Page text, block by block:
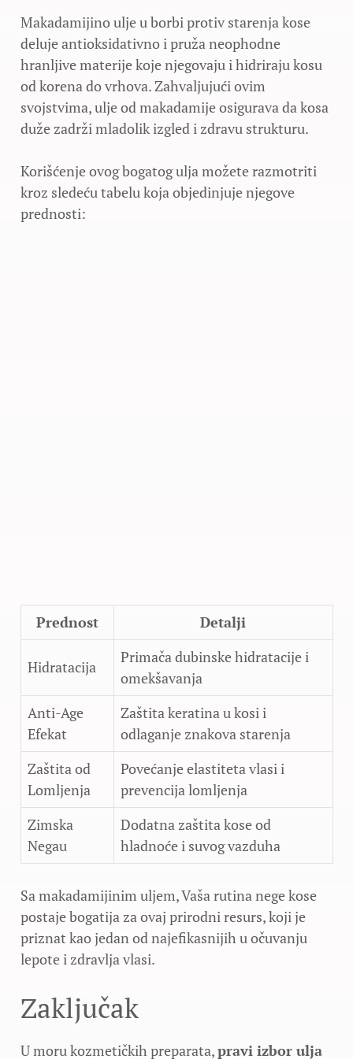
Makadamijino ulje u borbi protiv starenja kose
deluje antioksidativno i pruža neophodne
hranljive materije koje njegovaju i hidriraju kosu
od korena do vrhova. Zahvaljujući ovim
svojstvima, ulje od makadamije osigurava da kosa
duže zadrži mladolik izgled i zdravu strukturu.
Korišćenje ovog bogatog ulja možete razmotriti
kroz sledeću tabelu koja objedinjuje njegove
prednosti:
Prednost Detalji
Hidratacija
Primača dubinske hidratacije i
omekšavanja
Anti-Age
Efekat
Zaštita keratina u kosi i
odlaganje znakova starenja
Zaštita od
Lomljenja
Povećanje elastiteta vlasi i
prevencija lomljenja
Zimska
Negau
Dodatna zaštita kose od
hladnoće i suvog vazduha
Sa makadamijinim uljem, Vaša rutina nege kose
postaje bogatija za ovaj prirodni resurs, koji je
priznat kao jedan od najefikasnijih u očuvanju
lepote i zdravlja vlasi.
Zaključak
U moru kozmetičkih preparata,pravi izbor ulja